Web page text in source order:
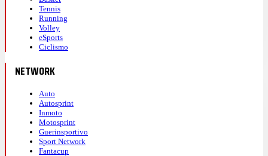
Tennis
Running
Volley
eSports
Ciclismo
NETWORK
Auto
Autosprint
Inmoto
Motosprint
Guerinsportivo
Sport Network
Fantacup